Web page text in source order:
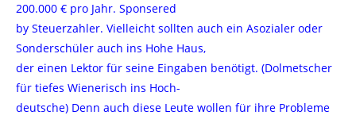
200.000 € pro Jahr. Sponsered
by Steuerzahler. Vielleicht sollten auch ein Asozialer oder
Sonderschüler auch ins Hohe Haus,
der einen Lektor für seine Eingaben benötigt. (Dolmetscher
für tiefes Wienerisch ins Hoch-
deutsche) Denn auch diese Leute wollen für ihre Probleme